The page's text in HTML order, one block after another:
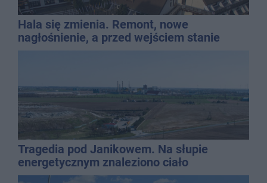
Hala się zmienia. Remont, nowe
nagłośnienie, a przed wejściem stanie
Tragedia pod Janikowem. Na słupie
energetycznym znaleziono ciało
mężczyzny